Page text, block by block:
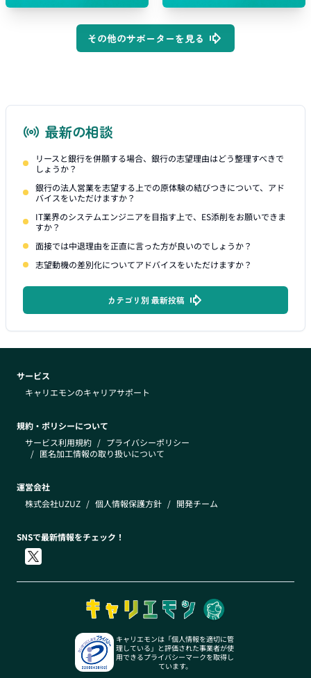
その他のサポーターを見る
最新の相談
リースと銀行を併願する場合、銀行の志望理由はどう整理すべきで
しょうか？
銀行の法人営業を志望する上での原体験の結びつきについて、アド
バイスをいただけますか？
IT業界のシステムエンジニアを目指す上で、ES添削をお願いできま
すか？
面接では中退理由を正直に言った方が良いのでしょうか？
志望動機の差別化についてアドバイスをいただけますか？
カテゴリ別 最新投稿
サービス
キャリエモンのキャリアサポート
規約・ポリシーについて
サービス利用規約 / プライバシーポリシー
/ 匿名加工情報の取り扱いについて
運営会社
株式会社UZUZ / 個人情報保護方針 / 開発チーム
SNSで最新情報をチェック！
キャリエモンは「個人情報を適切に管
理している」と評価された事業者が使
用できるプライバシーマークを取得し
ています。